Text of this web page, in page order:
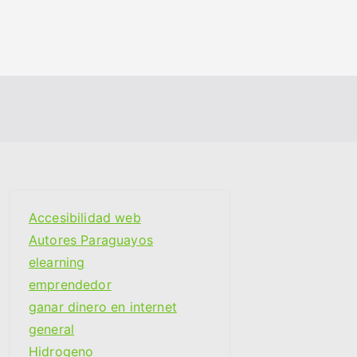
Accesibilidad web
Autores Paraguayos
elearning
emprendedor
ganar dinero en internet
general
Hidrogeno